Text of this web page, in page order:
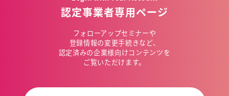
認定事業者専用ページ
フォローアップセミナーや
登録情報の変更手続きなど、
認定済みの企業様向けコンテンツを
ご覧いただけます。